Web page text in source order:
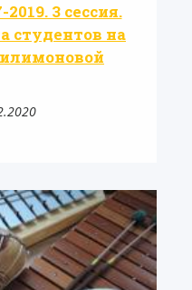
3 сессия.
студентов на